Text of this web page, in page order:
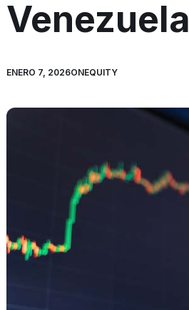
Venezuela
ENERO 7, 2026ONEQUITY